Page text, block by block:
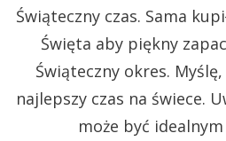
Świąteczny czas. Sama
Święta aby piękny
Świąteczny okres.
najlepszy czas na świece.
może być